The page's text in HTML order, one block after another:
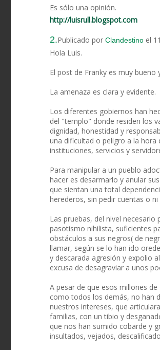
Es sólo una opinión.
http://luisrull.blogspot.com
2.Publicado por Clandestino el
Hola Luis.
El post de Franky es muy
La amenaza es clara y evidente.
Los diferentes gobiernos han
del "templo" donde residen los
dignidad, honestidad y
una dificultad o peligro a la
instituciones, servicios y
Para manipular a un pueblo
hacer es desarmarlo y anular
que sientan una total
herederos, sin pedir cuentas o
Las pruebas, del nivel
pasotismo nihilista, suficientes
obstáculos a sus negros( de
llamar, según se lo han ido
y descarada agresión y expolio
excusa de desagraviar a unos
A pesar de que esos millones
como todos los demás, no han
nuestros intereses, que
familias, con un tibio y
que nos han sumido cobarde y
insultados, vejados,